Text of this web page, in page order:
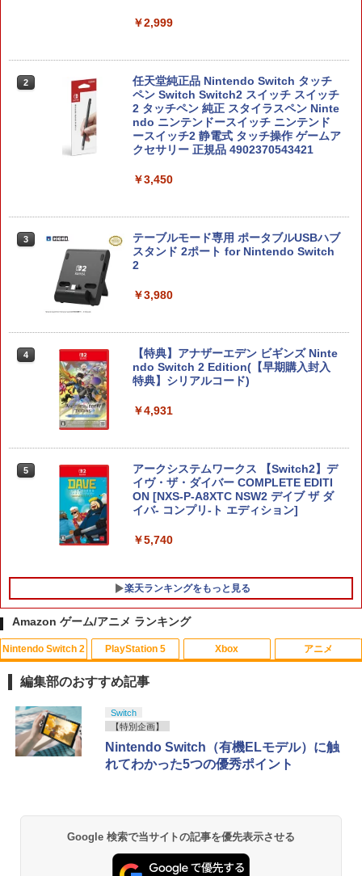
￥2,999
2
任天堂純正品 Nintendo Switch タッチ
ペン Switch Switch2 スイッチ スイッチ
2 タッチペン 純正 スタイラスペン Ninte
ndo ニンテンドースイッチ ニンテンド
ースイッチ2 静電式 タッチ操作 ゲームア
クセサリー 正規品 4902370543421
￥3,450
3
テーブルモード専用 ポータブルUSBハブ
スタンド 2ポート for Nintendo Switch
2
￥3,980
4
【特典】アナザーエデン ビギンズ Ninte
ndo Switch 2 Edition(【早期購入封入
特典】シリアルコード)
￥4,931
5
アークシステムワークス 【Switch2】デ
イヴ・ザ・ダイバー COMPLETE EDITI
ON [NXS-P-A8XTC NSW2 デイブ ザ ダ
イバ- コンプリ-ト エディション]
￥5,740
楽天ランキングをもっと見る
1
【中古】【18歳以上対象】Saints Row
(セインツロウ)ソフト:プレイステーショ
ン5ソフト／アクション・ゲーム
￥410
ジャパン アストロボット Destiny 2
1 【中古】ドラゴンシャドウスペル
￥350
【中古】ハッピープライスセレクション
￥382
1
【中古】カーズ MovieNEX [純正ブルー
レイ＋純正ケース]
劇場版 鬼滅の刃 無限城編 第一章
D＋特典Blu-ray)[ANZX-18501]【発売
日】2026/7/29【Blu-rayDisc】
Amazon ゲーム/アニメ ランキング
Nintendo Switch 2
1
スプラトゥーン レイダース|オンライン
コード版
￥5,832
￥6,455
PlayStation 5
1
PlayStation 5 デジタル・エディション
日本語専用 Console Language: Japan
ese only (CFI-2200B01)
￥55,000
Beast of Reincarnation -PS5 【特典】
プロダクトコード 封入
￥7,286
Xbox
1
Xbox プリペイドカード 10,000円 デジ
タルコード 【旧 Xbox ギフトカード】
[オンラインコード]
￥10,000
Xbox プリペイドカード 3,000円 デジタ
ルコード 【旧 Xbox ギフトカード】 [オ
ンラインコード]
アニメ
1
劇場版「鬼滅の刃」無限城編 第一章 猗
窩座再来 通常版 [Blu-ray]
￥3,964
窩座再来 通常版 [DVD]
￥3,523
編集部のおすすめ記事
Switch
【特別企画】
Nintendo Switch（有機ELモデル）に触
れてわかった5つの優秀ポイント
Google 検索で当サイトの記事を優先表示させる